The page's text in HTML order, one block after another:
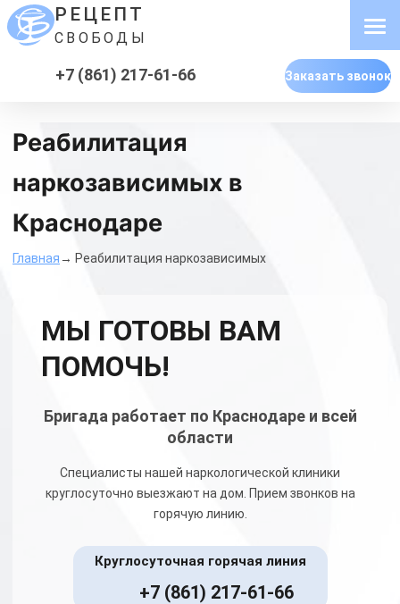
РЕЦЕПТ
СВОБОДЫ
+7 (861) 217-61-66 Заказать звонок
Реабилитация
наркозависимых в
Краснодаре
Главная→ Реабилитация наркозависимых
МЫ ГОТОВЫ ВАМ
ПОМОЧЬ!
Бригада работает по Краснодаре и всей
области
Специалисты нашей наркологической клиники
круглосуточно выезжают на дом. Прием звонков на
горячую линию.
Круглосуточная горячая линия
+7 (861) 217-61-66